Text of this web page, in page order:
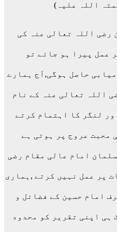
اللہ علیہ)
رضی اللہ تعالی عنہ کی
عمل پیرا ہو جائے تو
حاصل ہوگی,آج ہمارے
اللہ تعالی عنہ کے نام
لنگر کا اہتمام کرتے
محبت عروج پر ہوتی ہے
امام عالی مقام رضی
پر عمل نہیں کرتے ,ہماری
امام حسین کے فضائل و
ہی اپنی تقریر کو محدود